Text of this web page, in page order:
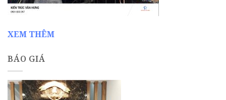
XEM THÊM
BÁO GIÁ